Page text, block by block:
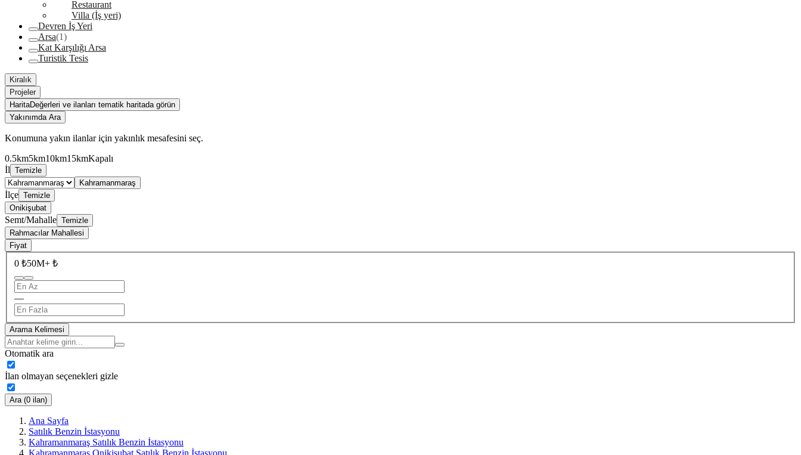
Restaurant
Villa (İş yeri)
Devren İş Yeri
Arsa(1)
Kat Karşılığı Arsa
Turistik Tesis
Kiralık
Projeler
HaritaDeğerleri ve ilanları tematik haritada görün
Yakınımda Ara
Konumuna yakın ilanlar için yakınlık mesafesini seç.
0.5km5km10km15kmKapalı
İl Temizle
Kahramanmaraş
İlçe Temizle
Onikişubat
Semt/Mahalle Temizle
Rahmacılar Mahallesi
Fiyat
0 ₺50M+ ₺
—
Arama Kelimesi
Otomatik ara
İlan olmayan seçenekleri gizle
Ara (0 ilan)
Ana Sayfa
Satılık Benzin İstasyonu
Kahramanmaraş Satılık Benzin İstasyonu
Kahramanmaraş Onikişubat Satılık Benzin İstasyonu